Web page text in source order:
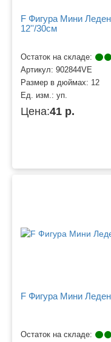
F Фигура Мини
12''/30см
Остаток на складе:
Артикул: 902844VE
Размер в дюймах: 12
Ед. изм.: уп.
Цена:41 р.
F Фигура Мини
Остаток на складе: